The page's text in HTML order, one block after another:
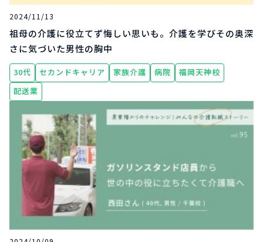
2024/11/13
祖母の介護に役立てず悔しい思いも。介護を学びその奥深
さに気づいた男性の胸中
30代 セカンドキャリア 家族介護 病院
福岡天神校
配送業